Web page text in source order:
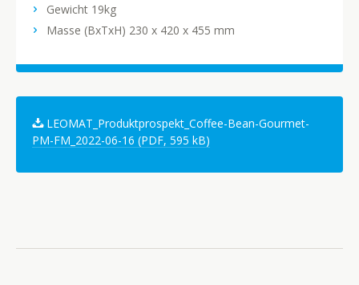
Gewicht 19kg
Masse (BxTxH) 230 x 420 x 455 mm
LEOMAT_Produktprospekt_Coffee-Bean-Gourmet-
PM-FM_2022-06-16 (PDF, 595 kB)